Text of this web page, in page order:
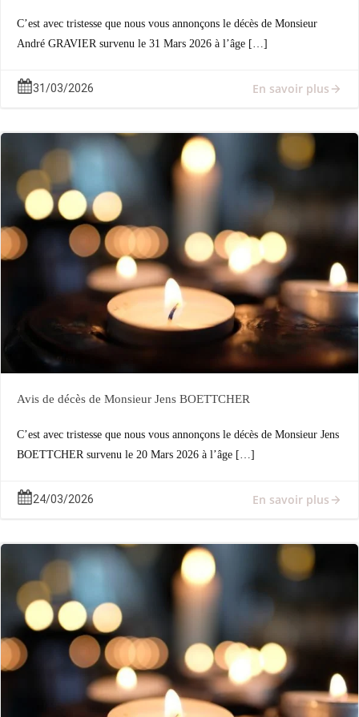
C’est avec tristesse que nous vous annonçons le décès de Monsieur
André GRAVIER survenu le 31 Mars 2026 à l’âge […]
31/03/2026 En savoir plus
Avis de décès de Monsieur Jens BOETTCHER
C’est avec tristesse que nous vous annonçons le décès de Monsieur Jens
BOETTCHER survenu le 20 Mars 2026 à l’âge […]
24/03/2026 En savoir plus